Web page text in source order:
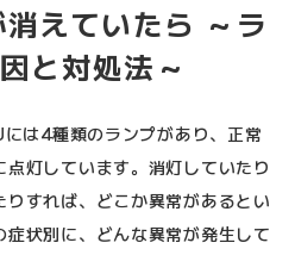
えていたら ～ラ
と対処法～
は4種類のランプがあり、正常
灯しています。消灯していたり
すれば、どこか異常があるとい
状別に、どんな異常が発生して